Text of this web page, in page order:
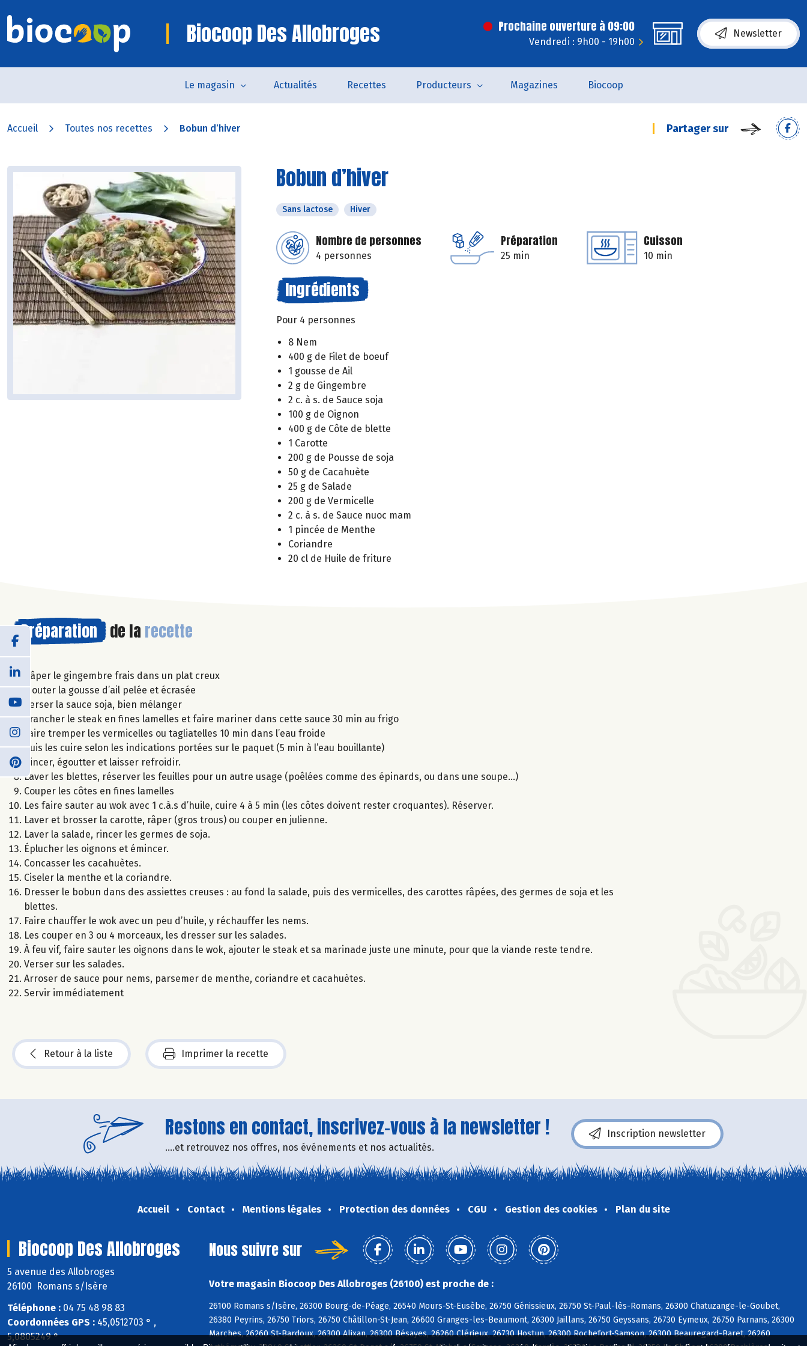
Biocoop Des Allobroges Prochaine ouverture à 09:00
Vendredi : 9h00 - 19h00
Newsletter
Le magasin Actualités Recettes Producteurs Magazines Biocoop
Accueil Toutes nos recettes Bobun d’hiver Partager sur
Bobun d’hiver
Sans lactose Hiver
Nombre de personnes
4 personnes
Préparation
25 min
Cuisson
10 min
Ingrédients
Pour 4 personnes
8 Nem
400 g de Filet de boeuf
1 gousse de Ail
2 g de Gingembre
2 c. à s. de Sauce soja
100 g de Oignon
400 g de Côte de blette
1 Carotte
200 g de Pousse de soja
50 g de Cacahuète
25 g de Salade
200 g de Vermicelle
2 c. à s. de Sauce nuoc mam
1 pincée de Menthe
Coriandre
20 cl de Huile de friture
Préparation de la recette
Râper le gingembre frais dans un plat creux
Ajouter la gousse d’ail pelée et écrasée
Verser la sauce soja, bien mélanger
Trancher le steak en fines lamelles et faire mariner dans cette sauce 30 min au frigo
Faire tremper les vermicelles ou tagliatelles 10 min dans l’eau froide
Puis les cuire selon les indications portées sur le paquet (5 min à l’eau bouillante)
Rincer, égoutter et laisser refroidir.
Laver les blettes, réserver les feuilles pour un autre usage (poêlées comme des épinards, ou dans une soupe...)
Couper les côtes en fines lamelles
Les faire sauter au wok avec 1 c.à.s d’huile, cuire 4 à 5 min (les côtes doivent rester croquantes). Réserver.
Laver et brosser la carotte, râper (gros trous) ou couper en julienne.
Laver la salade, rincer les germes de soja.
Éplucher les oignons et émincer.
Concasser les cacahuètes.
Ciseler la menthe et la coriandre.
Dresser le bobun dans des assiettes creuses : au fond la salade, puis des vermicelles, des carottes râpées, des germes de soja et les
blettes.
Faire chauffer le wok avec un peu d’huile, y réchauffer les nems.
Les couper en 3 ou 4 morceaux, les dresser sur les salades.
À feu vif, faire sauter les oignons dans le wok, ajouter le steak et sa marinade juste une minute, pour que la viande reste tendre.
Verser sur les salades.
Arroser de sauce pour nems, parsemer de menthe, coriandre et cacahuètes.
Servir immédiatement
Retour à la liste Imprimer la recette
Restons en contact, inscrivez-vous à la newsletter !
....et retrouvez nos offres, nos événements et nos actualités.
Inscription newsletter
Accueil Contact Mentions légales Protection des données CGU Gestion des cookies Plan du site
Biocoop Des Allobroges
5 avenue des Allobroges
26100 Romans s/Isère
Téléphone : 04 75 48 98 83
Coordonnées GPS : 45,0512703 ° ,
5,0805249 °
Nous suivre sur
Votre magasin Biocoop Des Allobroges (26100) est proche de :
26100 Romans s/Isère, 26300 Bourg-de-Péage, 26540 Mours-St-Eusèbe, 26750 Génissieux, 26750 St-Paul-lès-Romans, 26300 Chatuzange-le-Goubet,
26380 Peyrins, 26750 Triors, 26750 Châtillon-St-Jean, 26600 Granges-les-Beaumont, 26300 Jaillans, 26750 Geyssans, 26730 Eymeux, 26750 Parnans, 26300
Marches, 26260 St-Bardoux, 26300 Alixan, 26300 Bésayes, 26260 Clérieux, 26730 Hostun, 26300 Rochefort-Samson, 26300 Beauregard-Baret, 26260